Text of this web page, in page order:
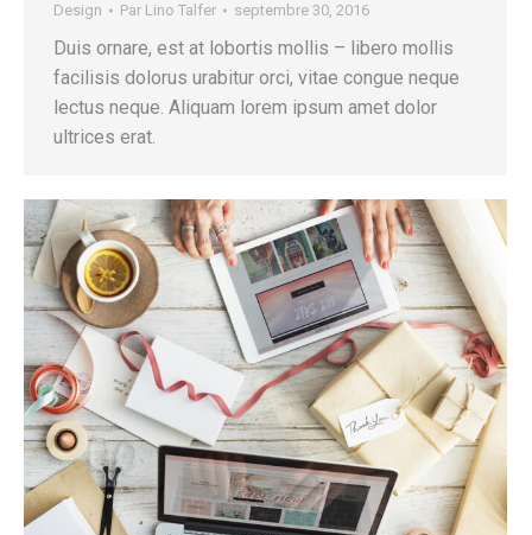
Design Par Lino Talfer septembre 30, 2016
Duis ornare, est at lobortis mollis – libero mollis
facilisis dolorus urabitur orci, vitae congue neque
lectus neque. Aliquam lorem ipsum amet dolor
ultrices erat.